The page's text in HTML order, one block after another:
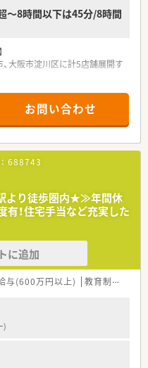
～8時間以下は45分/8時間
、大阪市淀川区に計5店舗展開す
ございます。
応需しており、比較的落ち着
て】
集のため、チームとして長く
。
ポートを担える人材を募集中で
に薬局を盛り上げていきたいと
最適な法人です。
38時間程度と、正社員であり
。
願いします。
営者が率先して行うため、薬剤
います。
お問い合わせ
688743
より徒歩圏内★≫年間休
有！住宅手当など充実した
に追加
与(600万円以上) 教育制度あり
)